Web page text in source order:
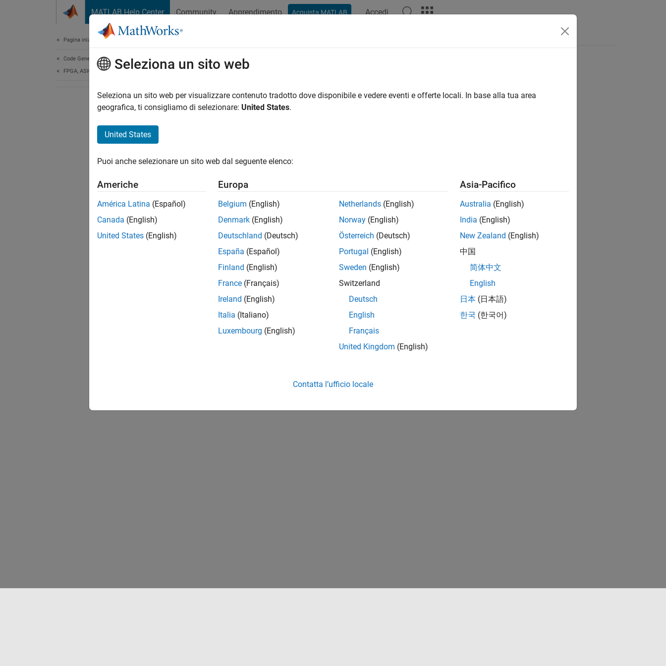
MATLAB Help Center Community Apprendimento Acquista MATLAB Accedi
Pagina iniziale della documentazione
Code Generation
FPGA, ASIC, and SoC Development
How useful was this information?
Seleziona un sito web
Seleziona un sito web per visualizzare contenuto tradotto dove disponibile e vedere eventi e offerte locali. In base alla tua area
geografica, ti consigliamo di selezionare: United States.
United States
Puoi anche selezionare un sito web dal seguente elenco:
Americhe
América Latina (Español)
Canada (English)
United States (English)
Europa
Belgium (English)
Denmark (English)
Deutschland (Deutsch)
España (Español)
Finland (English)
France (Français)
Ireland (English)
Italia (Italiano)
Luxembourg (English)
Netherlands (English)
Norway (English)
Österreich (Deutsch)
Portugal (English)
Sweden (English)
Switzerland
Deutsch
English
Français
United Kingdom (English)
Asia-Pacifico
Australia (English)
India (English)
New Zealand (English)
中国
简体中文
English
日本 (日本語)
한국 (한국어)
Contatta l’ufficio locale